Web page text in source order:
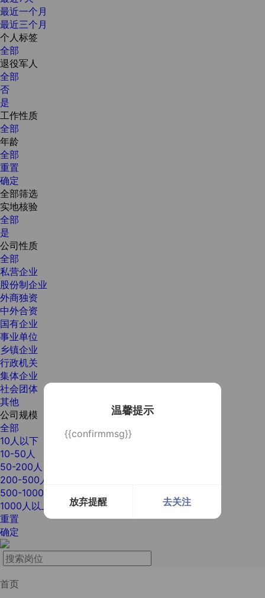
温馨提示
{{confirmmsg}}
放弃提醒 去关注
最近一个月
最近三个月
个人标签
全部
退役军人
全部
否
是
工作性质
全部
年龄
全部
重置
确定
全部筛选
实地核验
全部
是
公司性质
全部
私营企业
股份制企业
外商独资
中外合资
国有企业
事业单位
乡镇企业
行政机关
集体企业
社会团体
其他
公司规模
全部
10人以下
10-50人
50-200人
200-500人
500-1000人
1000人以上
重置
确定
首页